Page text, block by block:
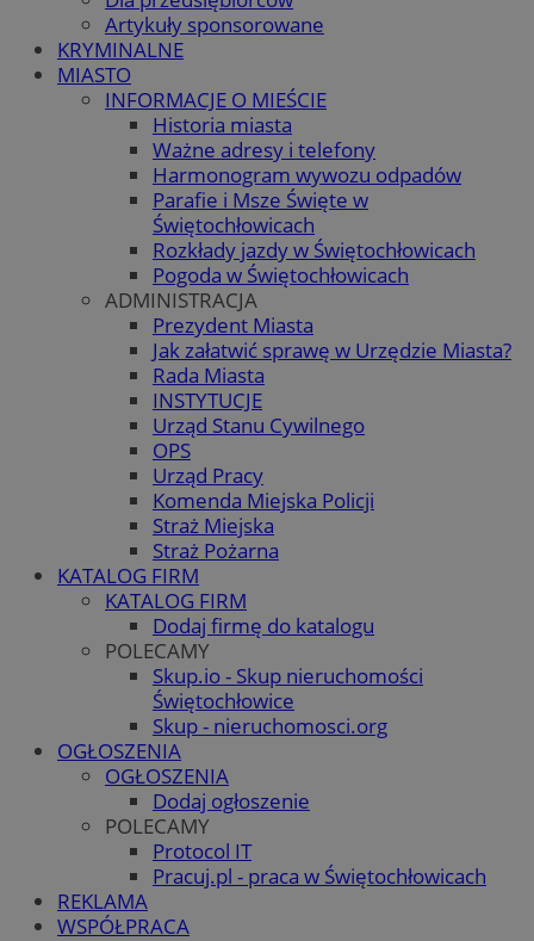
Artykuły sponsorowane
KRYMINALNE
MIASTO
INFORMACJE O MIEŚCIE
Historia miasta
Ważne adresy i telefony
Harmonogram wywozu odpadów
Parafie i Msze Święte w
Świętochłowicach
Rozkłady jazdy w Świętochłowicach
Pogoda w Świętochłowicach
ADMINISTRACJA
Prezydent Miasta
Jak załatwić sprawę w Urzędzie Miasta?
Rada Miasta
INSTYTUCJE
Urząd Stanu Cywilnego
OPS
Urząd Pracy
Komenda Miejska Policji
Straż Miejska
Straż Pożarna
KATALOG FIRM
KATALOG FIRM
Dodaj firmę do katalogu
POLECAMY
Skup.io - Skup nieruchomości
Świętochłowice
Skup - nieruchomosci.org
OGŁOSZENIA
OGŁOSZENIA
Dodaj ogłoszenie
POLECAMY
Protocol IT
Pracuj.pl - praca w Świętochłowicach
REKLAMA
WSPÓŁPRACA